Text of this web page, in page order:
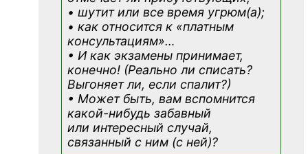
• шутит или все время угрюм(а);
• как относится к «платным
консультациям»…
• И как экзамены принимает,
конечно! (Реально ли списать?
Выгоняет ли, если спалит?)
• Может быть, вам вспомнится
какой-нибудь забавный
или интересный случай,
связанный с ним (с ней)?